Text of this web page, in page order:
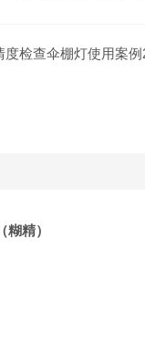
度检查伞棚灯使用案
精）